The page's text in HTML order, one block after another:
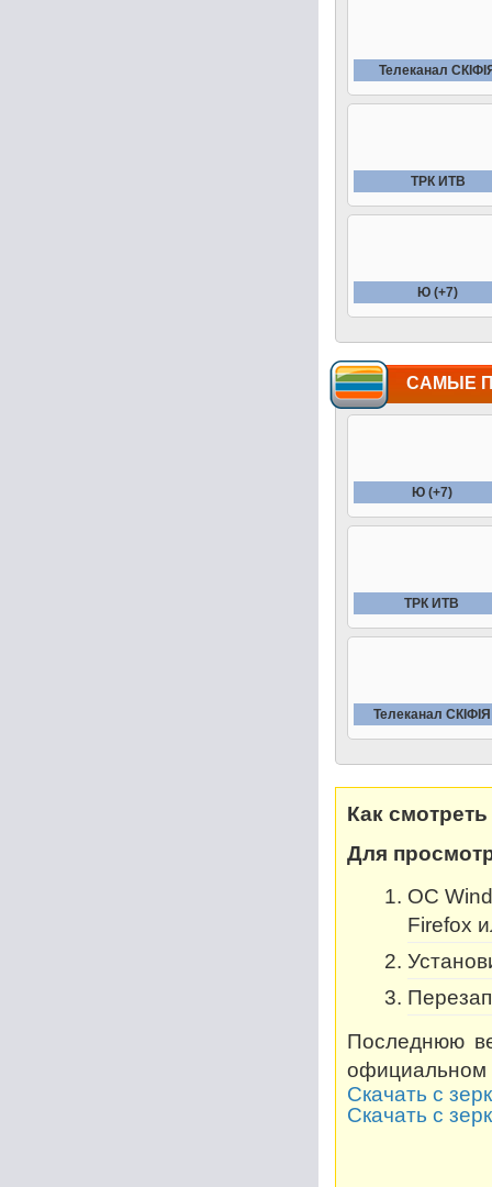
Телеканал
ТРК ИТВ
Ю (+7)
САМЫЕ
Ю (+7)
ТРК ИТВ
Телеканал СКIФIЯ
Как
Для
OC
Firefox
Последнюю
официальном
Скачать с
Скачать с